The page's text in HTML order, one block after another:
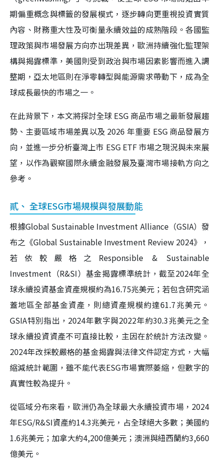
期偏重概念與標籤的發展模式，逐步轉向更重視投資實質
內容、財務重大性及可衡量永續效益的成熟階段。各國監
理政策與市場發展方向亦出現差異，歐洲持續強化監理架
構與揭露標準，美國則受到政治與市場因素影響而進入調
整期，亞太地區則在淨零轉型與能源需求帶動下，成為全
球成長最快的市場之一。
在此背景下，本文將探討全球 ESG 商品市場之最新發展趨
勢、主要區域市場差異以及 2026 年重要 ESG 商品發展方
向，並進一步分析臺灣上市 ESG ETF 市場之現況與未來展
望，以作為觀察國際永續金融發展及臺灣市場接軌方向之
參考。
貳、 全球ESG市場規模與發展動能
根據Global Sustainable Investment Alliance（GSIA）發
布之《Global Sustainable Investment Review 2024》，
若依較嚴格之Responsible & Sustainable
Investment（R&SI）基金揭露標準統計，截至2024年全
球永續投資基金資產規模約為16.75兆美元；若包含研究涵
蓋地區全部基金資產，則總資產規模約達61.7兆美元。
GSIA特別指出，2024年數字與2022年約30.3兆美元之全
球永續投資資產不可直接比較，主因在於統計方法改變。
2024年改採較嚴格的基金揭露與法律文件認定方式，大幅
縮減統計範圍，雖不能代表ESG市場實際萎縮，但數字的
真實性較為提升。
從區域分布來看，歐洲仍為全球最大永續投資市場，2024
年ESG/R&SI資產約14.3兆美元，占全球絕大多數；美國約
1.6兆美元；加拿大約4,200億美元；澳洲與紐西蘭約3,660
億美元。